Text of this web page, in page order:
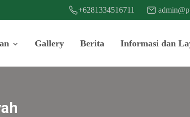
+6281334516711
Gallery Berita Informasi dan